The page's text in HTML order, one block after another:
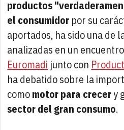
productos
el consumidor por su
aportados, ha sido una de
analizadas en un
Euromadi junto con
ha debatido sobre la
comomotor para crecery
sector del gran consumo.